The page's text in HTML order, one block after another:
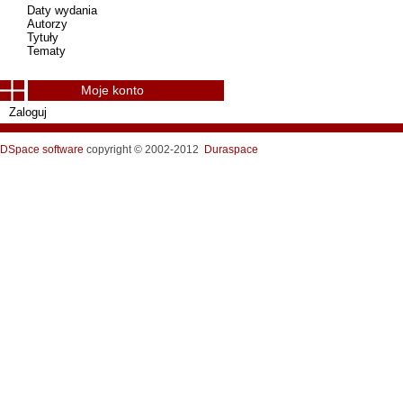
Daty wydania
Autorzy
Tytuły
Tematy
Moje konto
Zaloguj
DSpace software copyright © 2002-2012 Duraspace